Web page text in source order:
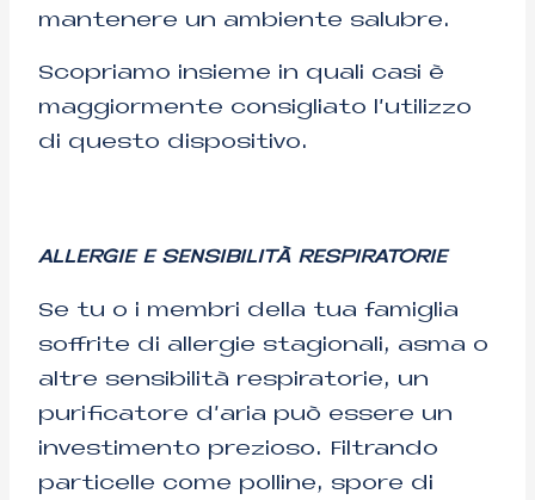
mantenere un ambiente salubre.
Scopriamo insieme in quali casi è
maggiormente consigliato l’utilizzo
di questo dispositivo.
ALLERGIE E SENSIBILITÀ RESPIRATORIE
Se tu o i membri della tua famiglia
soffrite di allergie stagionali, asma o
altre sensibilità respiratorie, un
purificatore d’aria può essere un
investimento prezioso. Filtrando
particelle come polline, spore di